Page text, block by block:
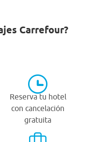
Carrefour?
Reserva tu hotel
con cancelación
gratuita